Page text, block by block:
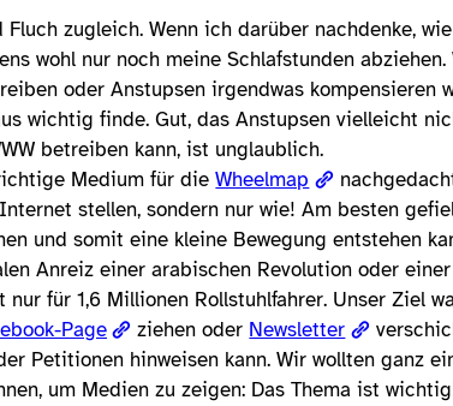
zugleich. Wenn ich darüber nachdenke,
wohl nur noch meine Schlafstunden
oder Anstupsen irgendwas kompensieren
wichtig finde. Gut, das Anstupsen vielleicht
betreiben kann, ist unglaublich.
Medium für dieWheelmap
stellen, sondern nur wie! Am besten
und somit eine kleine Bewegung entstehen
Anreiz einer arabischen Revolution oder
für 1,6 Millionen Rollstuhlfahrer. Unser Ziel
Page ziehen oder Newsletter
Petitionen hinweisen kann. Wir wollten ganz
um Medien zu zeigen: Das Thema ist